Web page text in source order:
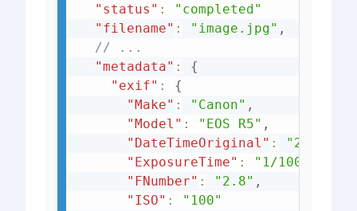
"status" :
"completed"
"filename" : "image.jpg" ,
// ...
"metadata" :
{
"exif" :
{
"Make" : "Canon" ,
"Model" : "EOS R5" ,
"DateTimeOriginal" :
"ExposureTime" : "1/1000"
"FNumber" : "2.8" ,
"ISO" :
"100"